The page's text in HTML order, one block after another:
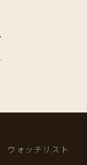
ウォッチリスト